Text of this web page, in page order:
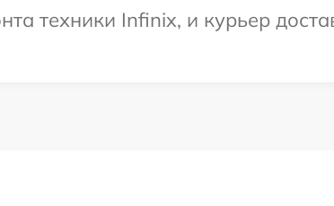
техники Infinix, и курьер